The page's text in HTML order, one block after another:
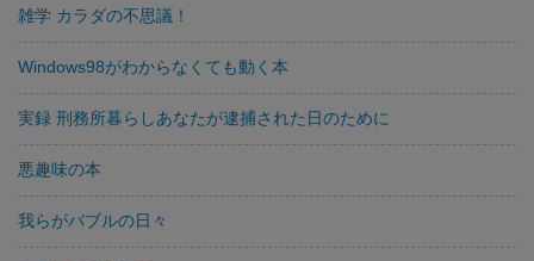
雑学 カラダの不思議！
Windows98がわからなくても動く本
実録 刑務所暮らしあなたが逮捕された日のために
悪趣味の本
我らがバブルの日々